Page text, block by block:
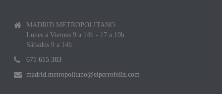
MADRID METROPOLITANO
Lunes a Viernes 9 a 14h - 17 a 19h
Sábados 9 a 14h
671 615 383
madrid.metropolitano@elperrofeliz.com